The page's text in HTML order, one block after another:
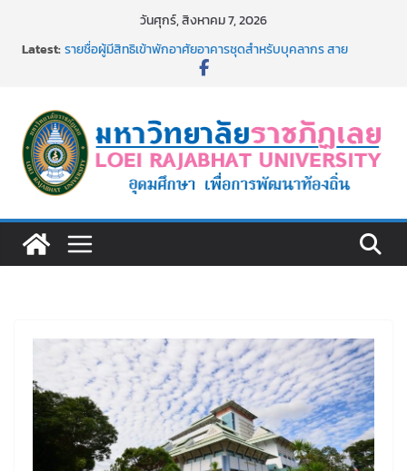
วันศุกร์, สิงหาคม 7, 2026
Latest:รายชื่อผู้มีสิทธิเข้าพักอาศัยอาคารชุดสำหรับบุคลากร สาย
สนับสนุน สังกัดมหาวิทยาลัยราชภัฏเลย ครั้งที่ 2/2569
๑,๙๗๒ ชุด โดยวิธีเฉพาะเจาะจง
ม.ราชภัฏเลย จัดกิจกรรมจิตอาสาบำเพ็ญสาธารณประโยชน์ และ
บำเพ็ญสาธารณกุศล 69
รายชื่อผู้ผ่านการสอบแข่งขันเพื่อเป็นลูกจ้างชั่วคราว (รายวัน)
สังกัดมหาวิทยาลัยราชภัฏเลย ด้วยเงินนอกงบประมาณ ประเภท